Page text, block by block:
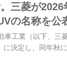
。三菱が
の名称を公
車工業（以下、三
に決定し、同年秋